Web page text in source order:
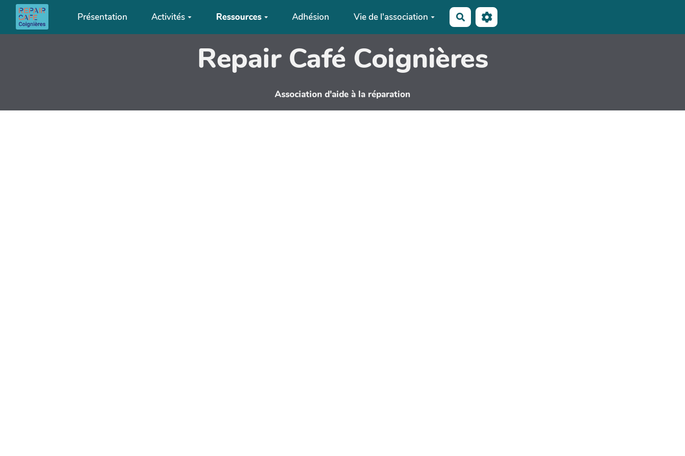
Aller au contenu principal
Présentation Activités Ressources Adhésion Vie de l'association Rechercher
Repair Café Coignières
Association d'aide à la réparation